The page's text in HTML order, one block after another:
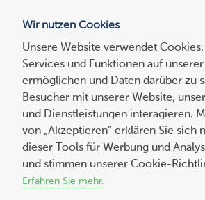
Suchen
nach:
Joomla OnPage-
Wir nutzen Cookies
Unsere Website verwendet
Services und Funktionen auf
ermöglichen und Daten darüber zu
Besucher mit unserer Website,
und Dienstleistungen interagieren.
von „Akzeptieren“ erklären Sie sich
dieser Tools für Werbung und
und stimmen unserer Cookie-
Erfahren Sie mehr.